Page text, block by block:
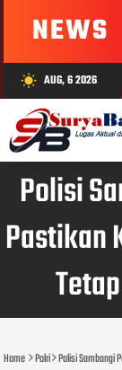
NEWS
wb_sunny AUG, 6 2026
Polisi
Pastikan
Home Polri Polisi Sambangi